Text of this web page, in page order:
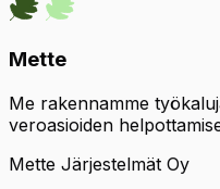
Mette
Me rakennamme
veroasioiden
Mette Järjestelmät Oy